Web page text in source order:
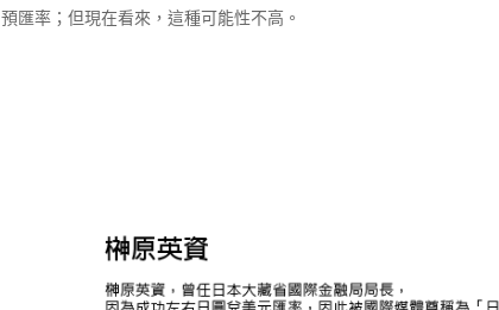
預匯率；但現在看來，這種可能性不高。